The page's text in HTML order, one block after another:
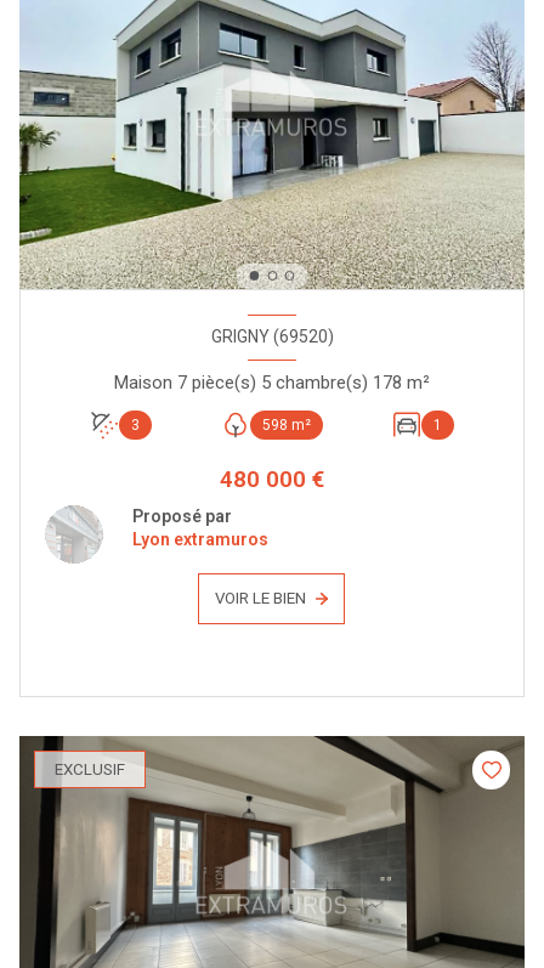
GRIGNY (69520)
Maison 7 pièce(s) 5 chambre(s) 178 m²
3 598 m² 1
480 000 €
Proposé par
Lyon extramuros
VOIR LE BIEN
EXCLUSIF